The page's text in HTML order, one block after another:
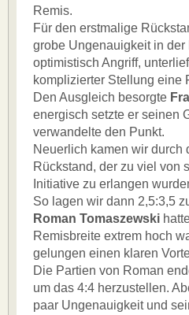
Remis.
Für den erstmalige
grobe Ungenauigkeit in
optimistisch Angriff,
komplizierter Stellung eine
Den Ausgleich besorgte
energisch setzte er seinen
verwandelte den Punkt.
Neuerlich kamen wir durch
Rückstand, der zu viel von
Initiative zu erlangen
So lagen wir dann 2,5:3,5
Roman Tomaszewski
Remisbreite extrem hoch
gelungen einen klaren
Die Partien von Roman
um das 4:4 herzustellen.
paar Ungenauigkeit und